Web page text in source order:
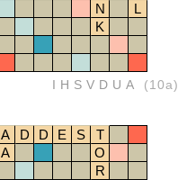
N
L
K
IHSVDUA (10a)
A D D E S
T
A
O
R